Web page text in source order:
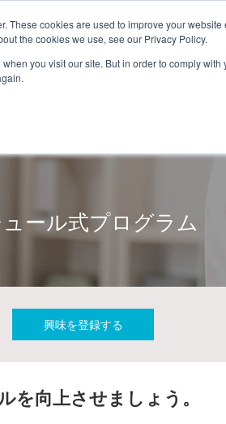
These cookies are used to improve your
the cookies we use, see our Privacy Policy.
you visit our site. But in order to comply
ール式プログラム
興味を登録する
を向上させましょう。